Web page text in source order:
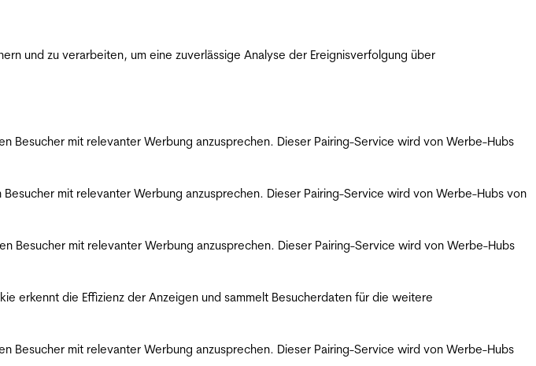
und zu verarbeiten, um eine zuverlässige Analyse der Ereignisverfolgung über
mit relevanter Werbung anzusprechen. Dieser Pairing-Service wird von Werbe-Hubs
mit relevanter Werbung anzusprechen. Dieser Pairing-Service wird von Werbe-Hubs von
mit relevanter Werbung anzusprechen. Dieser Pairing-Service wird von Werbe-Hubs
erkennt die Effizienz der Anzeigen und sammelt Besucherdaten für die weitere
mit relevanter Werbung anzusprechen. Dieser Pairing-Service wird von Werbe-Hubs